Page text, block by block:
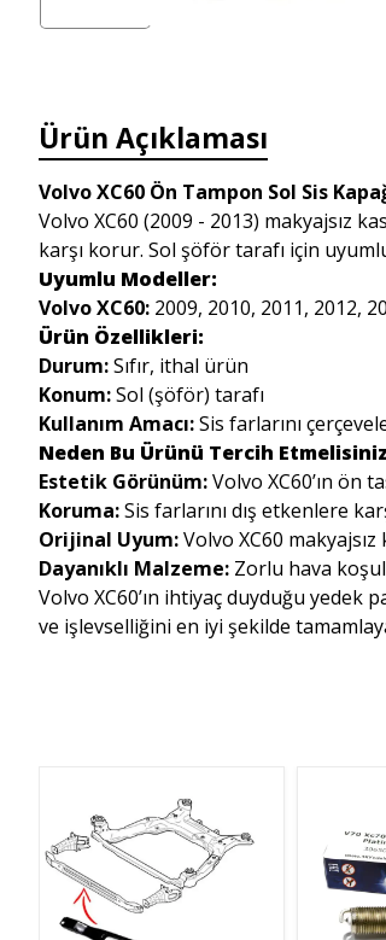
Ürün Açıklaması
Volvo XC60 Ön Tampon Sol Sis
Volvo XC60 (2009 - 2013) makyajsız
karşı korur. Sol şöför tarafı için
Uyumlu Modeller:
Volvo XC60: 2009, 2010, 2011, 2012,
Ürün Özellikleri:
Durum:Sıfır, ithal ürün
Konum:Sol (şöför) tarafı
Kullanım Amacı:Sis farlarını
Neden Bu Ürünü Tercih
Estetik Görünüm:Volvo XC60’ın ön
Koruma:Sis farlarını dış etkenlere
Orijinal Uyum:Volvo XC60
Dayanıklı Malzeme: Zorlu hava
Volvo XC60’ın ihtiyaç duyduğu yedek
ve işlevselliğini en iyi şekilde